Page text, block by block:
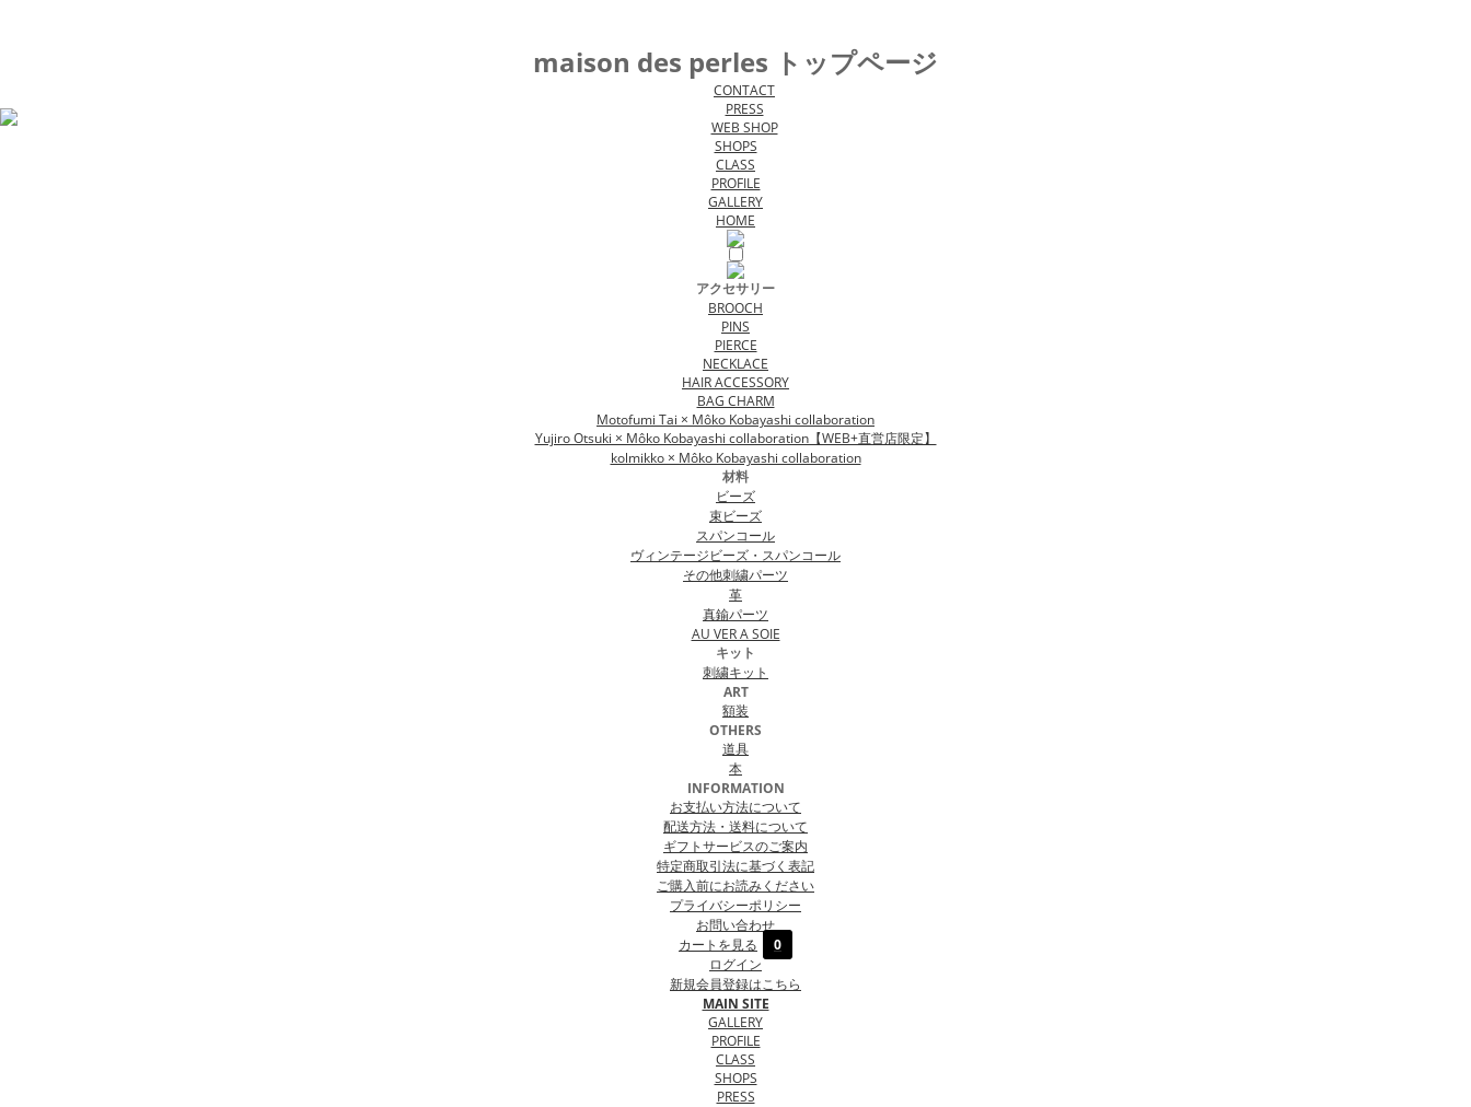
maison des perles トップページ
CONTACT
PRESS
WEB SHOP
SHOPS
CLASS
PROFILE
GALLERY
HOME
アクセサリー
BROOCH
PINS
PIERCE
NECKLACE
HAIR ACCESSORY
BAG CHARM
Motofumi Tai × Môko Kobayashi collaboration
Yujiro Otsuki × Môko Kobayashi collaboration【WEB+直営店限定】
kolmikko × Môko Kobayashi collaboration
材料
ビーズ
束ビーズ
スパンコール
ヴィンテージビーズ・スパンコール
その他刺繍パーツ
革
真鍮パーツ
AU VER A SOIE
キット
刺繍キット
ART
額装
OTHERS
道具
本
INFORMATION
お支払い方法について
配送方法・送料について
ギフトサービスのご案内
特定商取引法に基づく表記
ご購入前にお読みください
プライバシーポリシー
お問い合わせ
カートを見る
0
ログイン
新規会員登録はこちら
MAIN SITE
GALLERY
PROFILE
CLASS
SHOPS
PRESS